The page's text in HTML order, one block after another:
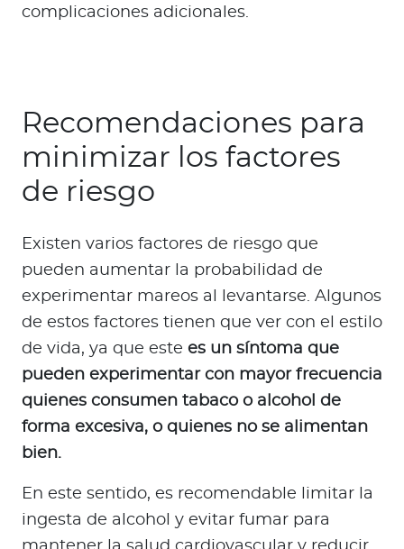
complicaciones adicionales.
Recomendaciones para
minimizar los factores
de riesgo
Existen varios factores de riesgo que
pueden aumentar la probabilidad de
experimentar mareos al levantarse. Algunos
de estos factores tienen que ver con el estilo
de vida, ya que este es un síntoma que
pueden experimentar con mayor frecuencia
quienes consumen tabaco o alcohol de
forma excesiva, o quienes no se alimentan
bien.
En este sentido, es recomendable limitar la
ingesta de alcohol y evitar fumar para